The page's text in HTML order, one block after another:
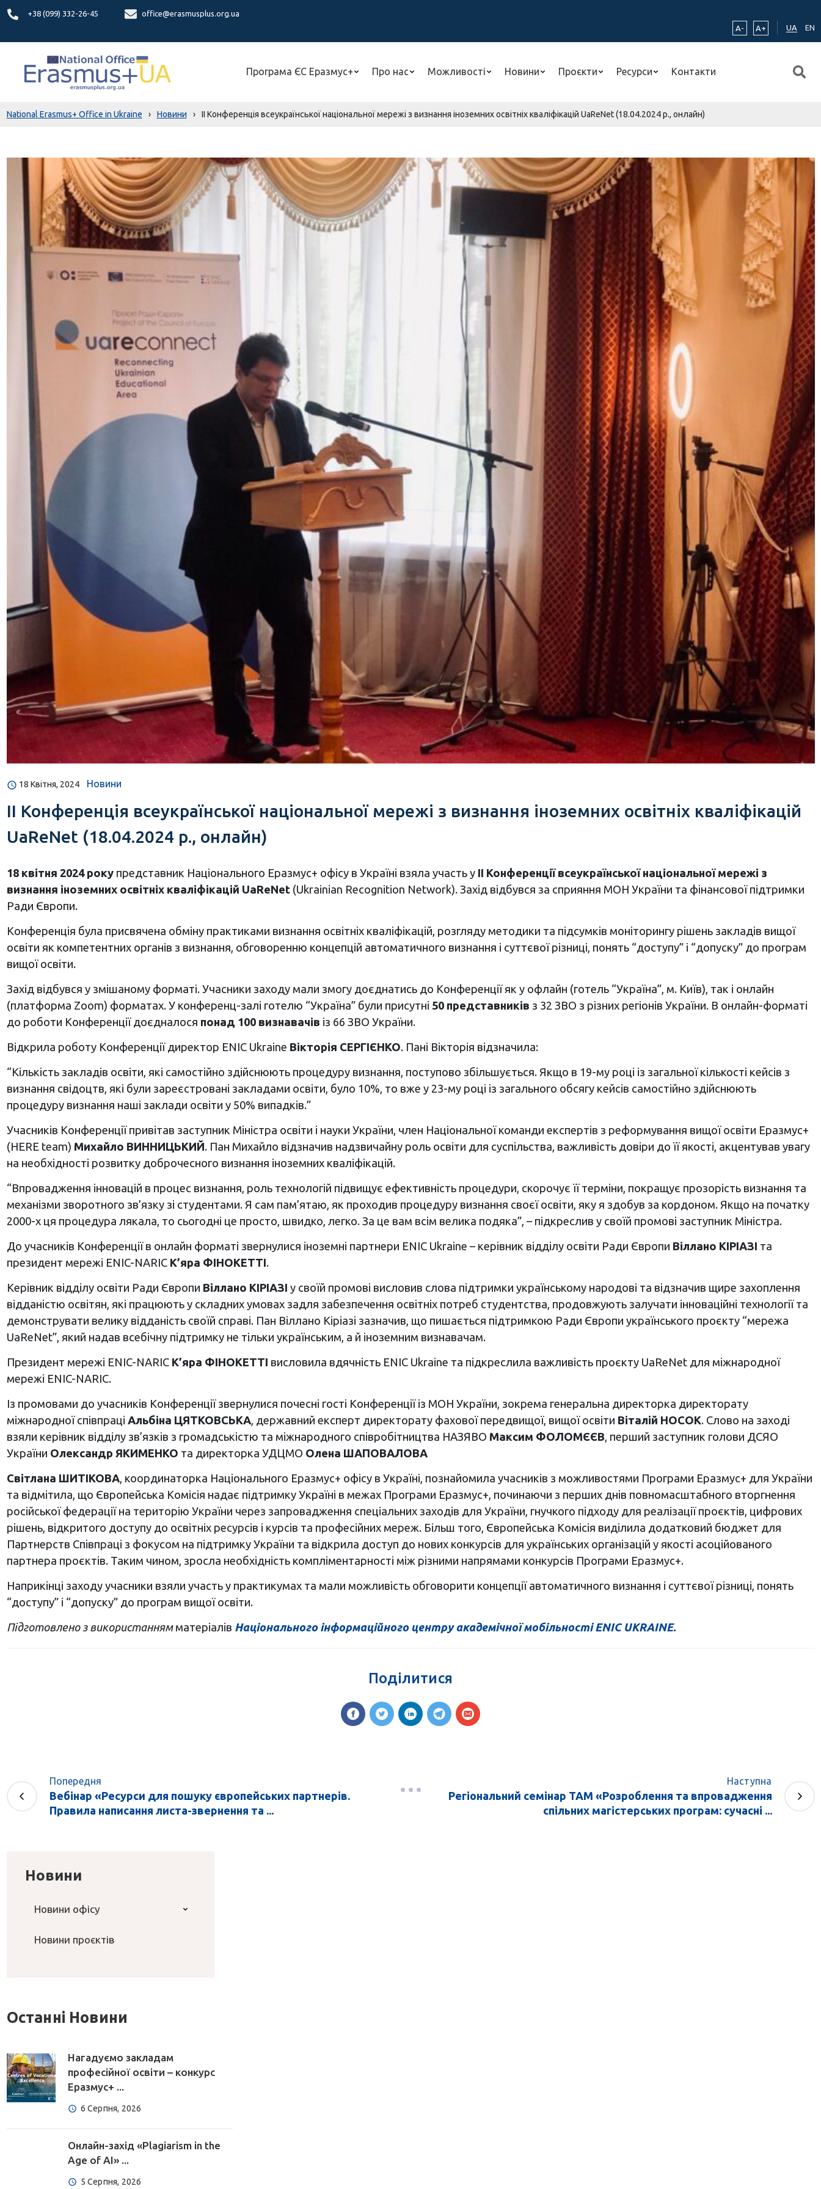
+38 (099) 332-26-45
office@erasmusplus.org.ua
A-
A+ UA EN
Програма ЄС Еразмус+ Про нас Можливості Новини Проєкти Ресурси Контакти
National Erasmus+ Office in Ukraine › Новини › ІІ Конференція всеукраїнської національної мережі з визнання іноземних освітніх кваліфікацій UaReNet (18.04.2024 р., онлайн)
18 Квітня, 2024 Новини
ІІ Конференція всеукраїнської національної мережі з визнання іноземних освітніх кваліфікацій
UaReNet (18.04.2024 р., онлайн)
18 квітня 2024 рокупредставник Національного Еразмус+ офісу в Україні взяла участь у ІІ Конференції всеукраїнської національної мережі з
визнання іноземних освітніх кваліфікацій UaReNet(Ukrainian Recognition Network). Захід відбувся за сприяння МОН України та фінансової підтримки
Ради Європи.
Конференція була присвячена обміну практиками визнання освітніх кваліфікацій, розгляду методики та підсумків моніторингу рішень закладів вищої
освіти як компетентних органів з визнання, обговоренню концепцій автоматичного визнання і суттєвої різниці, понять “доступу” і “допуску” до програм
вищої освіти.
Захід відбувся у змішаному форматі. Учасники заходу мали змогу доєднатись до Конференції як у офлайн (готель “Україна”, м. Київ), так і онлайн
(платформа Zoom) форматах. У конференц-залі готелю “Україна” були присутні 50 представників з 32 ЗВО з різних регіонів України. В онлайн-форматі
до роботи Конференції доєдналося понад 100 визнавачів із 66 ЗВО України.
Відкрила роботу Конференції директор ENIC Ukraine Вікторія СЕРГІЄНКО. Пані Вікторія відзначила:
“Кількість закладів освіти, які самостійно здійснюють процедуру визнання, поступово збільшується. Якщо в 19-му році із загальної кількості кейсів з
визнання свідоцтв, які були зареєстровані закладами освіти, було 10%, то вже у 23-му році із загального обсягу кейсів самостійно здійснюють
процедуру визнання наші заклади освіти у 50% випадків.”
Учасників Конференції привітав заступник Міністра освіти і науки України, член Національної команди експертів з реформування вищої освіти Еразмус+
(HERE team) Михайло ВИННИЦЬКИЙ. Пан Михайло відзначив надзвичайну роль освіти для суспільства, важливість довіри до її якості, акцентував увагу
на необхідності розвитку доброчесного визнання іноземних кваліфікацій.
“Впровадження інновацій в процес визнання, роль технологій підвищує ефективність процедури, скорочує її терміни, покращує прозорість визнання та
механізми зворотного зв’язку зі студентами. Я сам пам’ятаю, як проходив процедуру визнання своєї освіти, яку я здобув за кордоном. Якщо на початку
2000-х ця процедура лякала, то сьогодні це просто, швидко, легко. За це вам всім велика подяка”, – підкреслив у своїй промові заступник Міністра.
До учасників Конференції в онлайн форматі звернулися іноземні партнери ENIC Ukraine – керівник відділу освіти Ради Європи Віллано КІРІАЗІ та
президент мережі ENIC-NARIC К’яра ФІНОКЕТТІ.
Керівник відділу освіти Ради Європи Віллано КІРІАЗІ у своїй промові висловив слова підтримки українському народові та відзначив щире захоплення
відданістю освітян, які працюють у складних умовах задля забезпечення освітніх потреб студентства, продовжують залучати інноваційні технології та
демонструвати велику відданість своїй справі. Пан Віллано Кіріазі зазначив, що пишається підтримкою Ради Європи українського проєкту “мережа
UaReNet”, який надав всебічну підтримку не тільки українським, а й іноземним визнавачам.
Президент мережі ENIC-NARIC К’яра ФІНОКЕТТІ висловила вдячність ENIC Ukraine та підкреслила важливість проєкту UaReNet для міжнародної
мережі ENIC-NARIC.
Із промовами до учасників Конференції звернулися почесні гості Конференції із МОН України, зокрема генеральна директорка директорату
міжнародної співпраці Альбіна ЦЯТКОВСЬКА, державний експерт директорату фахової передвищої, вищої освіти Віталій НОСОК. Слово на заході
взяли керівник відділу зв’язків з громадськістю та міжнародного співробітництва НАЗЯВО Максим ФОЛОМЄЄВ, перший заступник голови ДСЯО
України Олександр ЯКИМЕНКО та директорка УДЦМО Олена ШАПОВАЛОВА
Світлана ШИТІКОВА, координаторка Національного Еразмус+ офісу в Україні, познайомила учасників з можливостями Програми Еразмус+ для України
та відмітила, що Європейська Комісія надає підтримку Україні в межах Програми Еразмус+, починаючи з перших днів повномасштабного вторгнення
російської федерації на територію України через запровадження спеціальних заходів для України, гнучкого підходу для реалізації проєктів, цифрових
рішень, відкритого доступу до освітніх ресурсів і курсів та професійних мереж. Більш того, Європейська Комісія виділила додатковий бюджет для
Партнерств Співпраці з фокусом на підтримку України та відкрила доступ до нових конкурсів для українських організацій у якості асоційованого
партнера проєктів. Таким чином, зросла необхідність компліментарності між різними напрямами конкурсів Програми Еразмус+.
Наприкінці заходу учасники взяли участь у практикумах та мали можливість обговорити концепції автоматичного визнання і суттєвої різниці, понять
“доступу” і “допуску” до програм вищої освіти.
Підготовлено з використанням матеріалів Національного інформаційного центру академічної мобільності ENIC UKRAINE.
Поділитися
Попередня
Вебінар «Ресурси для пошуку європейських партнерів.
Правила написання листа-звернення та ...
Наступна
Регіональний семінар TAM «Розроблення та впровадження
спільних магістерських програм: сучасні ...
Новини
Новини офісу
Новини проєктів
Останні Новини
Нагадуємо закладам
професійної освіти – конкурс
Еразмус+ ...
6 Серпня, 2026
Онлайн-захід «Plagiarism in the
Age of AI» ...
5 Серпня, 2026